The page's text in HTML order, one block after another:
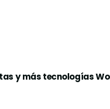
y más tecnologías